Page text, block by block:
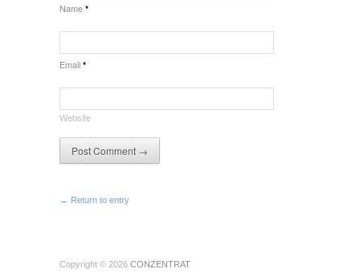
Name *
Email *
Website
← Return to entry
Copyright © 2026 CONZENTRAT